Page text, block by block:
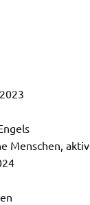
Menschen,